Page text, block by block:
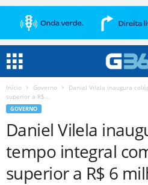
Início Governo
Daniel Vilela inaugura
superior a R$...
GOVERNO
Daniel Vilela
tempo integral
superior a R$ 6